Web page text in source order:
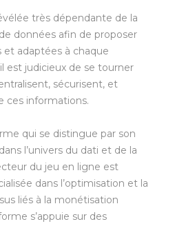
très dépendante de la
données afin de proposer
et adaptées à chaque
est judicieux de se tourner
sécurisent, et
ces informations.
qui se distingue par son
l’univers du dati et de la
du jeu en ligne est
dans l’optimisation et la
liés à la monétisation
s’appuie sur des